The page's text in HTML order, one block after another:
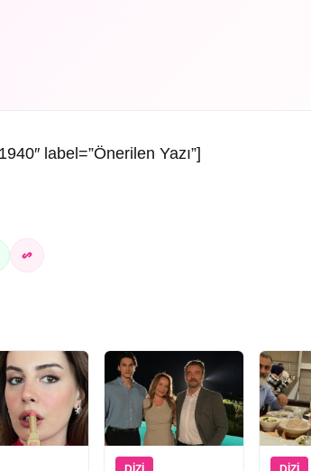
label=”Önerilen Yazı”]